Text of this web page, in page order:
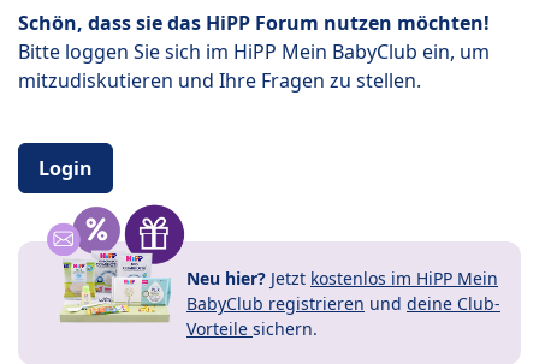
Schön, dass sie das HiPP Forum nutzen möchten!
Bitte loggen Sie sich im HiPP Mein BabyClub ein, um
mitzudiskutieren und Ihre Fragen zu stellen.
Login
Neu hier? Jetzt kostenlos im HiPP Mein
BabyClub registrieren und deine Club-
Vorteile sichern.